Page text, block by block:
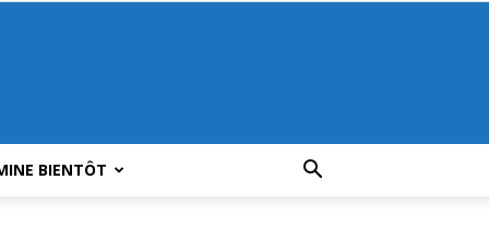
BIENTÔT